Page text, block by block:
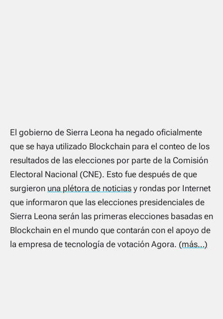
El gobierno de Sierra Leona ha negado oficialmente
que se haya utilizado Blockchain para el conteo de los
resultados de las elecciones por parte de la Comisión
Electoral Nacional (CNE). Esto fue después de que
surgieron una plétora de noticias y rondas por Internet
que informaron que las elecciones presidenciales de
Sierra Leona serán las primeras elecciones basadas en
Blockchain en el mundo que contarán con el apoyo de
la empresa de tecnología de votación Agora. (más…)